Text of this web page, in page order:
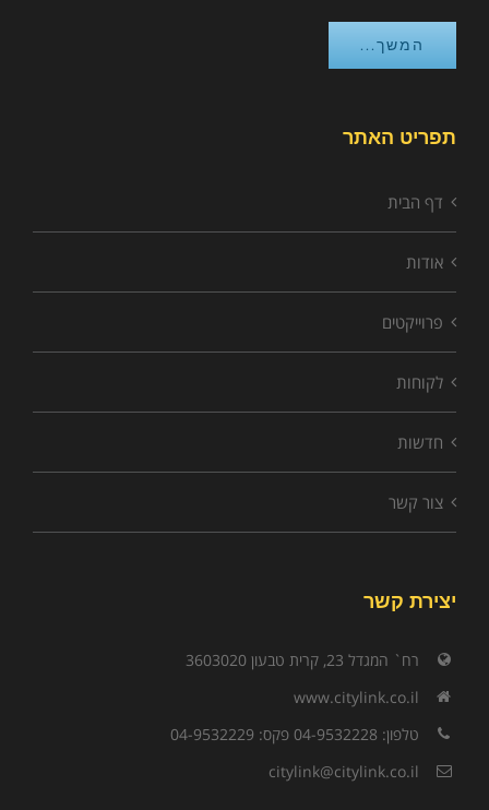
המשך...
תפריט האתר
דף הבית
אודות
פרוייקטים
לקוחות
חדשות
צור קשר
יצירת קשר
רח` המגדל 23, קרית טבעון 3603020
www.citylink.co.il
טלפון: 04-9532228 פקס: 04-9532229
citylink@citylink.co.il